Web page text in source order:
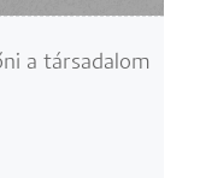
a társadalom